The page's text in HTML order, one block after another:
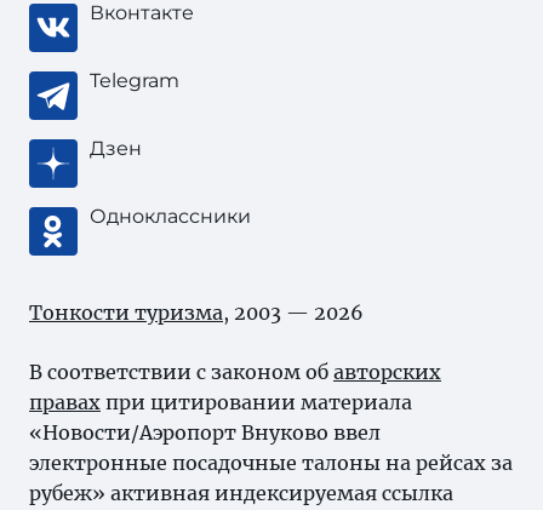
Вконтакте
Telegram
Дзен
Одноклассники
Тонкости туризма, 2003 — 2026
В соответствии с законом об авторских
правах при цитировании материала
«Новости/Аэропорт Внуково ввел
электронные посадочные талоны на рейсах за
рубеж» активная индексируемая ссылка